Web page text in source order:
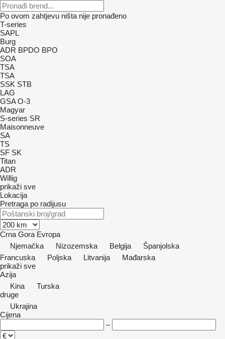
Po ovom zahtjevu ništa nije pronađeno
T-series
SAPL
Burg
ADR BPDO BPO
SOA
TSA
TSA
SSK STB
LAG
GSA O-3
Magyar
S-series SR
Maisonneuve
SA
TS
SF SK
Titan
ADR
Willig
prikaži sve
Lokacija
Pretraga po radijusu
Crna Gora Evropa
Njemačka
Nizozemska Belgija
Španjolska
Francuska
Poljska Litvanija
Mađarska
prikaži sve
Azija
Kina
Turska
druge
Ukrajina
Cijena
–